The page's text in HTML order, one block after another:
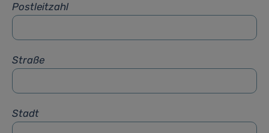
Postleitzahl
Straße
Stadt